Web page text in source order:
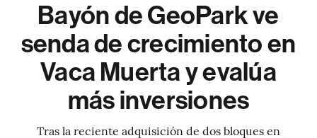
Bayón de GeoPark ve
senda de crecimiento en
Vaca Muerta y evalúa
más inversiones
Tras la reciente adquisición de dos bloques en